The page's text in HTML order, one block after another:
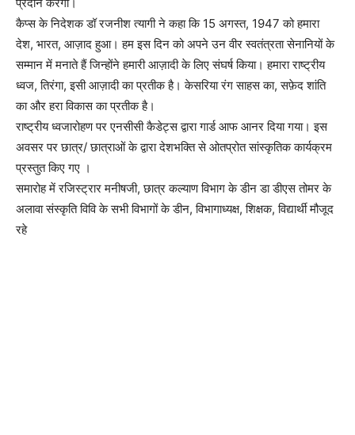
कैप्स के निदेशक डॉ रजनीश त्यागी ने कहा कि 15 अगस्त, 1947 को हमारा
देश, भारत, आज़ाद हुआ। हम इस दिन को अपने उन वीर स्वतंत्रता सेनानियों के
सम्मान में मनाते हैं जिन्होंने हमारी आज़ादी के लिए संघर्ष किया। हमारा राष्ट्रीय
ध्वज, तिरंगा, इसी आज़ादी का प्रतीक है। केसरिया रंग साहस का, सफ़ेद शांति
का और हरा विकास का प्रतीक है।
राष्ट्रीय ध्वजारोहण पर एनसीसी कैडेट्स द्वारा गार्ड आफ आनर दिया गया। इस
अवसर पर छात्र/ छात्राओं के द्वारा देशभक्ति से ओतप्रोत सांस्कृतिक कार्यक्रम
प्रस्तुत किए गए ।
समारोह में रजिस्ट्रार मनीषजी, छात्र कल्याण विभाग के डीन डा डीएस तोमर के
अलावा संस्कृति विवि के सभी विभागों के डीन, विभागाध्यक्ष, शिक्षक, विद्यार्थी मौजूद
रहे